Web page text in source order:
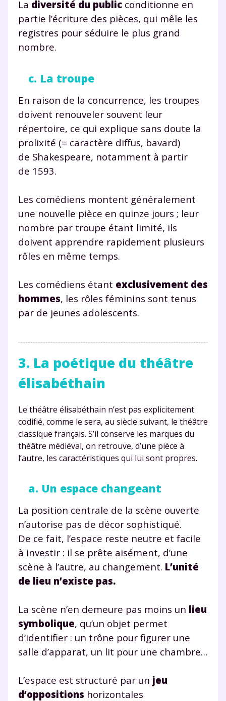
La diversité du public conditionne en
partie l’écriture des pièces, qui mêle les
registres pour séduire le plus grand
nombre.
c. La troupe
En raison de la concurrence, les troupes
doivent renouveler souvent leur
répertoire, ce qui explique sans doute la
prolixité (= caractère diffus, bavard)
de Shakespeare, notamment à partir
de 1593.
Les comédiens montent généralement
une nouvelle pièce en quinze jours ; leur
nombre par troupe étant limité, ils
doivent apprendre rapidement plusieurs
rôles en même temps.
Les comédiens étant exclusivement des
hommes, les rôles féminins sont tenus
par de jeunes adolescents.
3. La poétique du théâtre
élisabéthain
Le théâtre élisabéthain n’est pas explicitement
codifié, comme le sera, au siècle suivant, le théâtre
classique français. S’il conserve les marques du
théâtre médiéval, on retrouve, d’une pièce à
l’autre, les caractéristiques qui lui sont propres.
a. Un espace changeant
La position centrale de la scène ouverte
n’autorise pas de décor sophistiqué.
De ce fait, l’espace reste neutre et facile
à investir : il se prête aisément, d’une
scène à l’autre, au changement. L’unité
de lieu n’existe pas.
La scène n’en demeure pas moins un lieu
symbolique, qu’un objet permet
d’identifier : un trône pour figurer une
salle d’apparat, un lit pour une chambre…
L’espace est structuré par un jeu
d’oppositions horizontales
Envie de progresser
et de réussir votre
Testez gratuitement
pendant 24h notre
plateforme de soutien